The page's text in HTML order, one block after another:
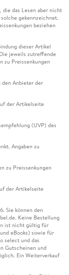
das Lesen aber nicht
gekennzeichnet.
beziehen
dieser Artikel
jeweils zutreffende
zu Preissenkungen
den Anbieter der
der Artikelseite
(UVP) des
Angaben zu
zu Preissenkungen
der Artikelseite
Sie können den
Keine Bestellung
ist nicht gültig für
eBooks) sowie für
select und das
Gutscheinen und
Ein Weiterverkauf